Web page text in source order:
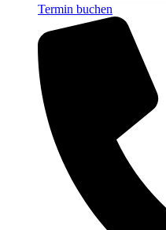
Termin buchen